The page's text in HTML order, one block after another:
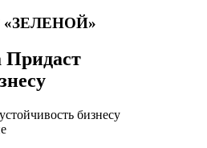
«ЗЕЛЕНОЙ»